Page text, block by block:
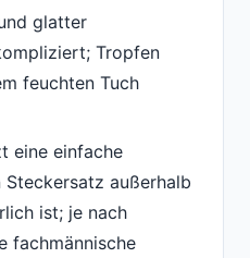
glatter
Tropfen
feuchten Tuch
eine einfache
außerhalb
ist; je nach
fachmännische